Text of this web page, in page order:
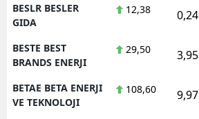
BESLR BESLER
GIDA
12,38 0,24
BESTE BEST
BRANDS ENERJI
29,50 3,95
BETAE BETA ENERJI
VE TEKNOLOJI
108,60 9,97